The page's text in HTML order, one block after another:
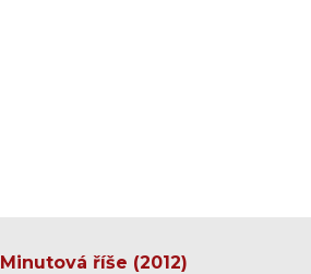
Minutová říše (2012)